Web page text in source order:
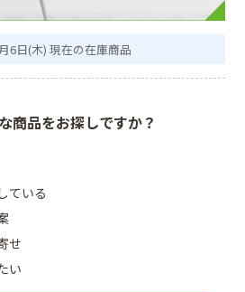
6日(木) 現在の在庫商品
商品をお探しですか？
ている
せ
い